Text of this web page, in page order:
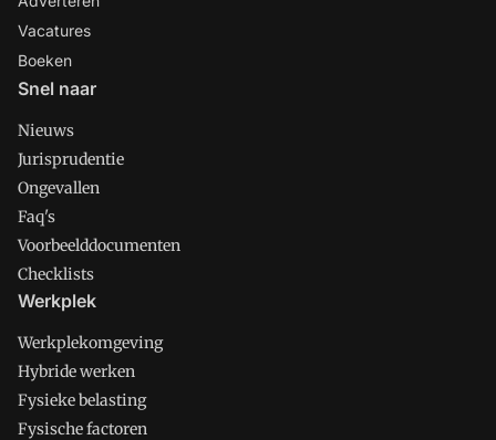
Vacatures
Boeken
Snel naar
Nieuws
Jurisprudentie
Ongevallen
Faq's
Voorbeelddocumenten
Checklists
Werkplek
Werkplekomgeving
Hybride werken
Fysieke belasting
Fysische factoren